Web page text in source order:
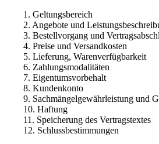
1. Geltungsbereich
2. Angebote und
3. Bestellvorgang und
4. Preise und Versandkosten
5. Lieferung, Warenverfügbarkeit
6. Zahlungsmodalitäten
7. Eigentumsvorbehalt
8. Kundenkonto
9. Sachmängelgewährleistung und
10. Haftung
11. Speicherung des Vertragstextes
12. Schlussbestimmungen